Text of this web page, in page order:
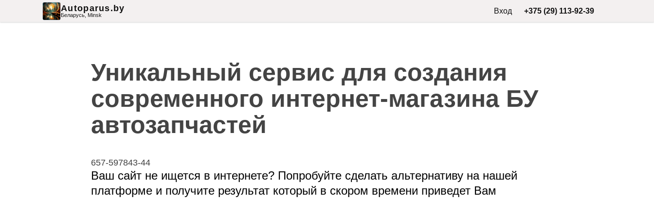
Autoparus.by
Беларусь, Minsk
Вход +375 (29) 113-92-39
Уникальный сервис для создания
современного интернет-магазина БУ
автозапчастей
657-597843-44
Ваш сайт не ищется в интернете? Попробуйте сделать альтернативу на нашей
платформе и получите результат который в скором времени приведет Вам